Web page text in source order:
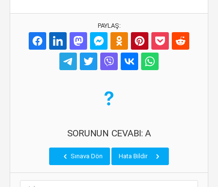
PAYLAŞ:
SORUNUN CEVABI: A
Sınava Dön Hata Bildir